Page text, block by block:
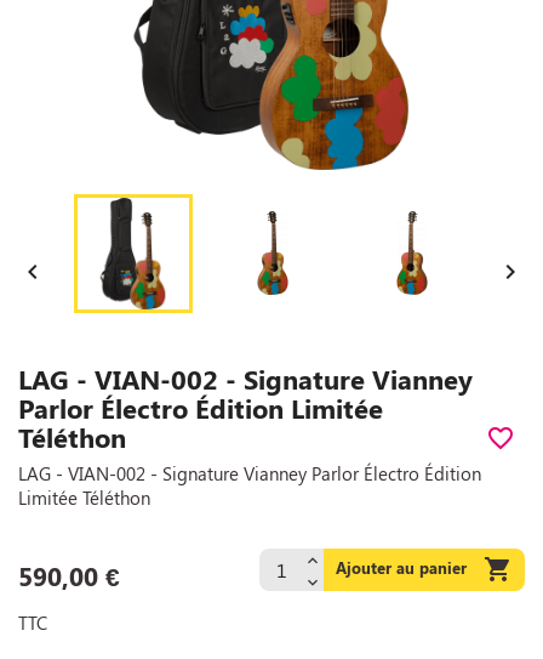
 
LAG - VIAN-002 - Signature Vianney
Parlor Électro Édition Limitée
Téléthon
favorite_border
LAG - VIAN-002 - Signature Vianney Parlor Électro Édition
Limitée Téléthon
590,00 € Ajouter au panier 
TTC